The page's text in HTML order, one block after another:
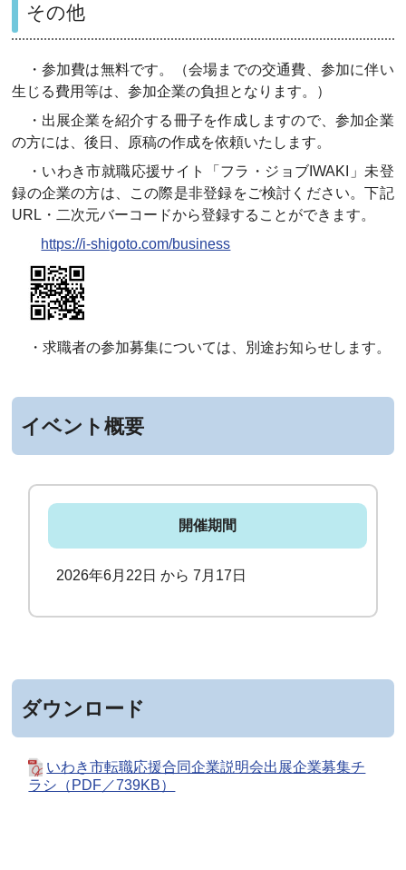
その他
・参加費は無料です。（会場までの交通費、参加に伴い
生じる費用等は、参加企業の負担となります。）
・出展企業を紹介する冊子を作成しますので、参加企業
の方には、後日、原稿の作成を依頼いたします。
・いわき市就職応援サイト「フラ・ジョブIWAKI」未登
録の企業の方は、この際是非登録をご検討ください。下記
URL・二次元バーコードから登録することができます。
https://i-shigoto.com/business
・求職者の参加募集については、別途お知らせします。
イベント概要
開催期間
2026年6月22日 から 7月17日
ダウンロード
いわき市転職応援合同企業説明会出展企業募集チ
ラシ（PDF／739KB）